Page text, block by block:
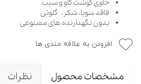
حاوی گوشت گاو و سیب
فاقد سویا، شکر، گلوتن
بدون نگهدارنده های مصنوعی
افزودن به علاقه مندی ها
مشخصات محصول نظرات